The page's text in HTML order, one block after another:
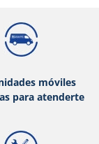
móviles
para atenderte